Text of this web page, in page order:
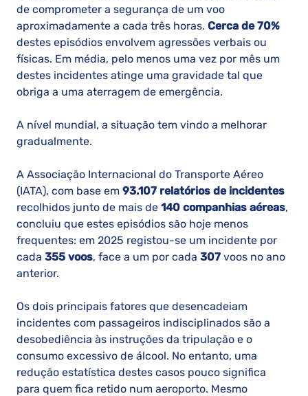
de comprometer a segurança de um voo
aproximadamente a cada três horas. Cerca de 70%
destes episódios envolvem agressões verbais ou
físicas. Em média, pelo menos uma vez por mês um
destes incidentes atinge uma gravidade tal que
obriga a uma aterragem de emergência.
A nível mundial, a situação tem vindo a melhorar
gradualmente.
A Associação Internacional do Transporte Aéreo
(IATA), com base em 93.107 relatórios de incidentes
recolhidos junto de mais de 140 companhias aéreas,
concluiu que estes episódios são hoje menos
frequentes: em 2025 registou-se um incidente por
cada 355 voos, face a um por cada 307 voos no ano
anterior.
Os dois principais fatores que desencadeiam
incidentes com passageiros indisciplinados são a
desobediência às instruções da tripulação e o
consumo excessivo de álcool. No entanto, uma
redução estatística destes casos pouco significa
para quem fica retido num aeroporto. Mesmo